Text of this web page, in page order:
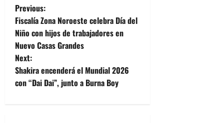
P
o
s
t
Previous:
Fiscalía Zona Noroeste celebra Día del
Niño con hijos de trabajadores en
Nuevo Casas Grandes
Next:
Shakira encenderá el Mundial 2026
con “Dai Dai”, junto a Burna Boy